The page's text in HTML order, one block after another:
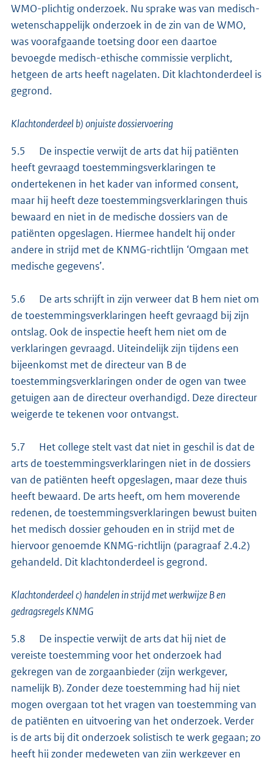
WMO-plichtig onderzoek. Nu sprake was van medisch-
wetenschappelijk onderzoek in de zin van de WMO,
was voorafgaande toetsing door een daartoe
bevoegde medisch-ethische commissie verplicht,
hetgeen de arts heeft nagelaten. Dit klachtonderdeel is
gegrond.
Klachtonderdeel b) onjuiste dossiervoering
5.5 De inspectie verwijt de arts dat hij patiënten
heeft gevraagd toestemmingsverklaringen te
ondertekenen in het kader van informed consent,
maar hij heeft deze toestemmingsverklaringen thuis
bewaard en niet in de medische dossiers van de
patiënten opgeslagen. Hiermee handelt hij onder
andere in strijd met de KNMG-richtlijn ‘Omgaan met
medische gegevens’.
5.6 De arts schrijft in zijn verweer dat B hem niet om
de toestemmingsverklaringen heeft gevraagd bij zijn
ontslag. Ook de inspectie heeft hem niet om de
verklaringen gevraagd. Uiteindelijk zijn tijdens een
bijeenkomst met de directeur van B de
toestemmingsverklaringen onder de ogen van twee
getuigen aan de directeur overhandigd. Deze directeur
weigerde te tekenen voor ontvangst.
5.7 Het college stelt vast dat niet in geschil is dat de
arts de toestemmingsverklaringen niet in de dossiers
van de patiënten heeft opgeslagen, maar deze thuis
heeft bewaard. De arts heeft, om hem moverende
redenen, de toestemmingsverklaringen bewust buiten
het medisch dossier gehouden en in strijd met de
hiervoor genoemde KNMG-richtlijn (paragraaf 2.4.2)
gehandeld. Dit klachtonderdeel is gegrond.
Klachtonderdeel c) handelen in strijd met werkwijze B en
gedragsregels KNMG
5.8 De inspectie verwijt de arts dat hij niet de
vereiste toestemming voor het onderzoek had
gekregen van de zorgaanbieder (zijn werkgever,
namelijk B). Zonder deze toestemming had hij niet
mogen overgaan tot het vragen van toestemming van
de patiënten en uitvoering van het onderzoek. Verder
is de arts bij dit onderzoek solistisch te werk gegaan; zo
heeft hij zonder medeweten van zijn werkgever en